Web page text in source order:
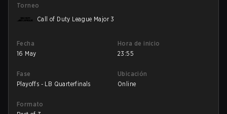
Torneo
Call of Duty League Major 3
Fecha
16 May
Hora de inicio
23:55
Fase
Playoffs - LB Quarterfinals
Ubicación
Online
Formato